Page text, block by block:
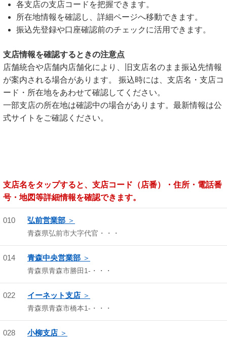
各支店の支店コードを把握できます。
所在地情報を確認し、詳細ページへ移動できます。
振込先登録や口座確認前のチェックに活用できます。
支店情報を確認するときの注意点
店舗統合や店舗内店舗化により、旧支店名のまま振込先情報
が案内される場合があります。 振込時には、支店名・支店コ
ード・所在地をあわせて確認してください。
一部支店の所在地は確認中の場合があります。最新情報は公
式サイトをご確認ください。
支店名をタップすると、支店コード（店番）・住所・電話番
号・地図等詳細情報を確認できます。
010 弘前営業部
青森県弘前市大字代官・・・
014 青森中央営業部
青森県青森市勝田1-・・・
022 イーネット支店
青森県青森市橋本1-・・・
028 小柳支店